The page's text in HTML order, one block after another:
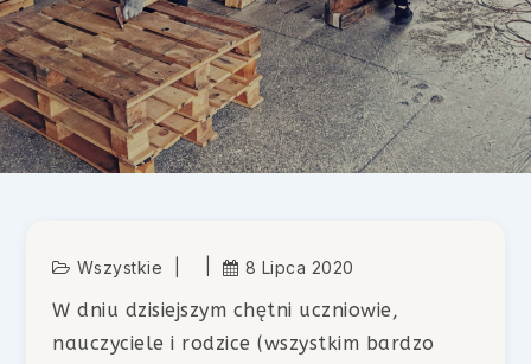
Wszystkie 8 Lipca 2020
W dniu dzisiejszym chętni uczniowie,
nauczyciele i rodzice (wszystkim bardzo